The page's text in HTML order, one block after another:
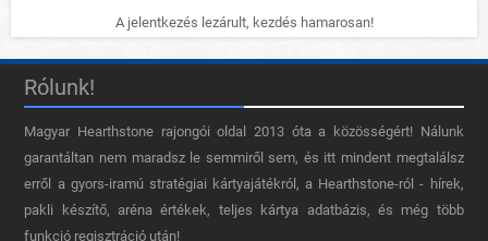
A jelentkezés lezárult, kezdés hamarosan!
Rólunk!
Magyar Hearthstone​ rajongói oldal 2013 óta a közösségért! Nálunk
garantáltan nem maradsz le semmiről sem, és itt mindent megtalálsz
erről a gyors-iramú stratégiai kártyajátékról, a Hearthstone-ról - hírek,
pakli készítő, aréna értékek, teljes kártya adatbázis, és még több
funkció regisztráció után!